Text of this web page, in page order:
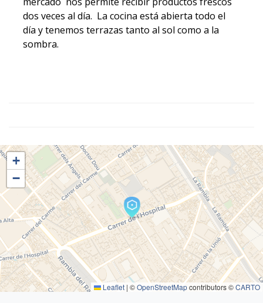
dos veces al día. La cocina está abierta todo el
día y tenemos terrazas tanto al sol como a la
sombra.
+
−
Leaflet | ©OpenStreetMapcontributors ©CARTO